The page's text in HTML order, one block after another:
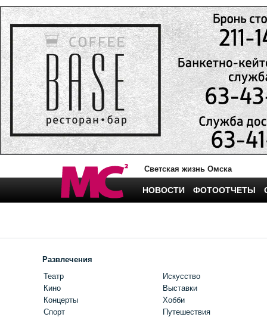
Светская жизнь Омска
НОВОСТИ ФОТООТЧЕТЫ
Развлечения
Театр
Кино
Концерты
Спорт
Искусство
Выставки
Хобби
Путешествия